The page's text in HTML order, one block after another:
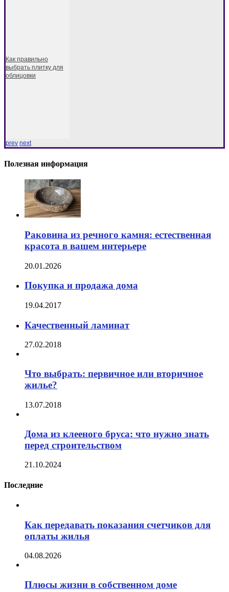
Как правильно
выбрать плитку для
облицовки
prev next
Полезная информация
Раковина из речного камня: естественная
красота в вашем интерьере
20.01.2026
Покупка и продажа дома
19.04.2017
Качественный ламинат
27.02.2018
Что выбрать: первичное или вторичное
жилье?
13.07.2018
Дома из клееного бруса: что нужно знать
перед строительством
21.10.2024
Последние
Как передавать показания счетчиков для
оплаты жилья
04.08.2026
Плюсы жизни в собственном доме